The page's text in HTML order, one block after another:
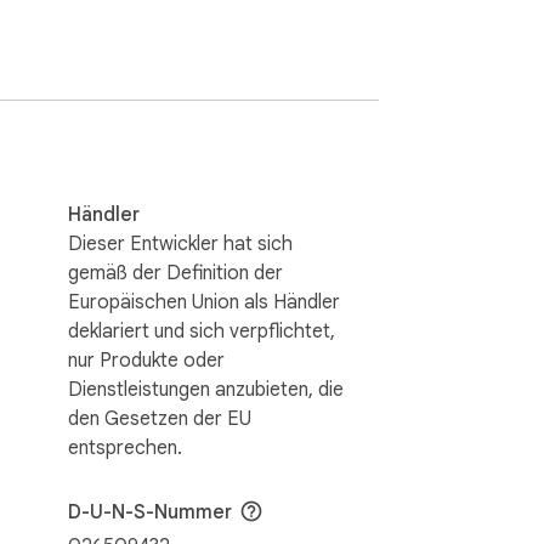
festgelegte Anzahl von Stunden an den
Websites einschränken wird. Dies
Verstecke Shorts, Kommentare,
Dashboard auf unserer Gen AI
Fragen? Vorschläge?
Händler
Dieser Entwickler hat sich
gemäß der Definition der
Europäischen Union als Händler
deklariert und sich verpflichtet,
nur Produkte oder
Dienstleistungen anzubieten, die
den Gesetzen der EU
entsprechen.
D-U-N-S-Nummer